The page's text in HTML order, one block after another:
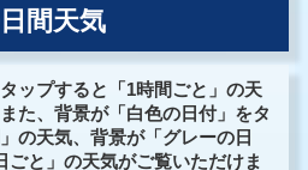
間天気
ップすると「1時間ごと」の天
た、背景が「白色の日付」をタ
の天気、背景が「グレーの日
ごと」の天気がご覧いただけま